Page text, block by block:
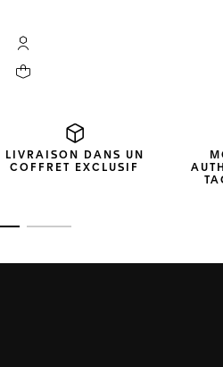
Compte My TAG Heuer
Votre panier contient 0 produit(s)
LIVRAISON DANS UN
COFFRET EXCLUSIF